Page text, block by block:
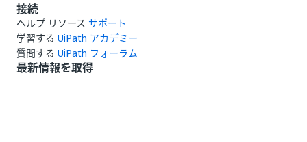
接続
ヘルプ リソース サポート
学習する UiPath アカデミー
質問する UiPath フォーラム
最新情報を取得